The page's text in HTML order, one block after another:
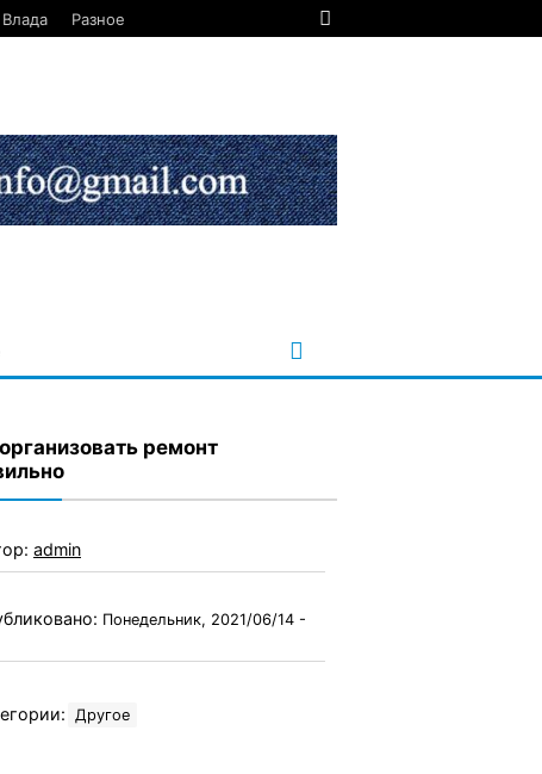
Влада Разное
ремонт
admin
Понедельник, 2021/06/14 -
Другое